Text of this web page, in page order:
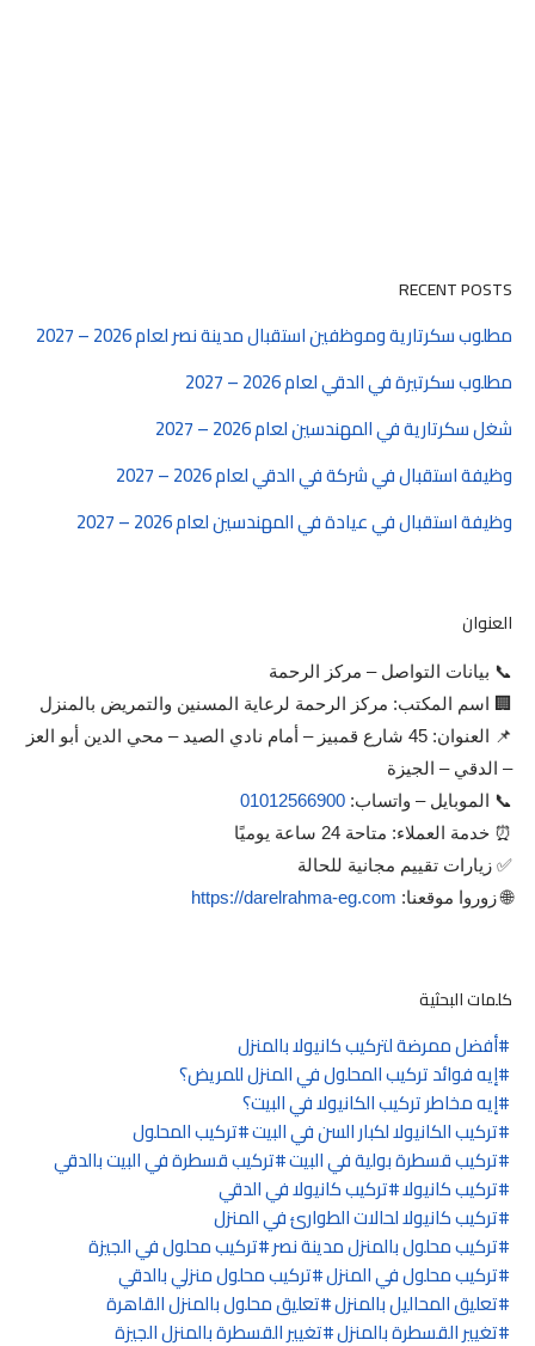
RECENT POSTS
مطلوب سكرتارية وموظفين استقبال مدينة نصر لعام 2026 – 2027
مطلوب سكرتيرة في الدقي لعام 2026 – 2027
شغل سكرتارية في المهندسين لعام 2026 – 2027
وظيفة استقبال في شركة في الدقي لعام 2026 – 2027
وظيفة استقبال في عيادة في المهندسين لعام 2026 – 2027
العنوان
📞 بيانات التواصل – مركز الرحمة
🏢 اسم المكتب: مركز الرحمة لرعاية المسنين والتمريض بالمنزل
📌 العنوان: 45 شارع قمبيز – أمام نادي الصيد – محي الدين أبو العز
– الدقي – الجيزة
📞 الموبايل – واتساب: 01012566900
⏰ خدمة العملاء: متاحة 24 ساعة يوميًا
✅ زيارات تقييم مجانية للحالة
🌐 زوروا موقعنا: https://darelrahma-eg.com
كلمات البحثية
أفضل ممرضة لتركيب كانيولا بالمنزل
إيه فوائد تركيب المحلول في المنزل للمريض؟
إيه مخاطر تركيب الكانيولا في البيت؟
تركيب الكانيولا لكبار السن في البيت تركيب المحلول
تركيب قسطرة بولية في البيت تركيب قسطرة في البيت بالدقي
تركيب كانيولا تركيب كانيولا في الدقي
تركيب كانيولا لحالات الطوارئ في المنزل
تركيب محلول بالمنزل مدينة نصر تركيب محلول في الجيزة
تركيب محلول في المنزل تركيب محلول منزلي بالدقي
تعليق المحاليل بالمنزل تعليق محلول بالمنزل القاهرة
تغيير القسطرة بالمنزل تغيير القسطرة بالمنزل الجيزة